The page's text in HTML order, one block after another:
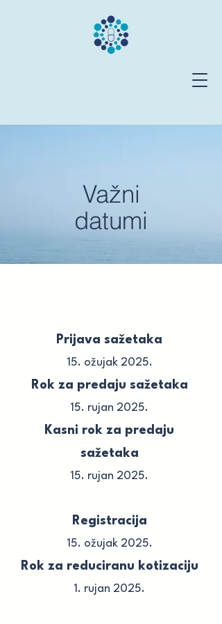
Važni
datumi
Prijava sažetaka
15. ožujak 2025.
Rok za predaju sažetaka
15. rujan 2025.
Kasni rok za predaju
sažetaka
15. rujan 2025.
Registracija
15. ožujak 2025.
Rok za reduciranu kotizaciju
1. rujan 2025.